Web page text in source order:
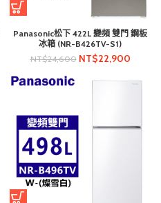
Panasonic松下 422L 變頻 雙門 鋼板
冰箱 (NR-B426TV-S1)
NT$24,600 NT$22,900